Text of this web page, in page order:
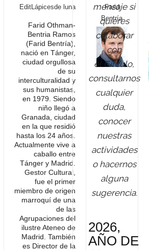
EditLápicesde luna
Farid Othman-
Bentria Ramos
(Farid Bentría),
nació en Tánger,
ciudad orgullosa
de su
interculturalidad y
sus humanistas,
en 1979. Siendo
niño llegó a
Granada, ciudad
en la que residió
hasta los 24 años.
Actualmente vive a
caballo entre
Tánger y Madrid.
Gestor Cultural,
fue el primer
miembro de origen
marroquí de una
de las
Agrupaciones del
ilustre Ateneo de
Madrid. También
es Director de la
Farid
Bentría
mensaje si
quieres
colaborar
con
el Círculo,
consultarnos
cualquier
duda,
conocer
nuestras
actividades
o hacernos
alguna
sugerencia.
2026,
AÑO DE